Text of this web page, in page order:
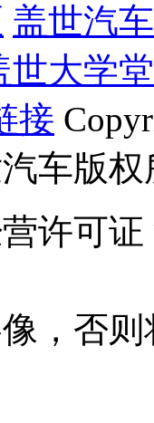
盖世汽
世大学堂
接
汽车版
许可证
，否